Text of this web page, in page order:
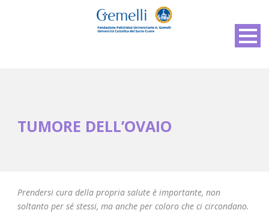
TUMORE DELL’OVAIO
Prendersi cura della propria salute è importante, non
soltanto per sé stessi, ma anche per coloro che ci circondano.